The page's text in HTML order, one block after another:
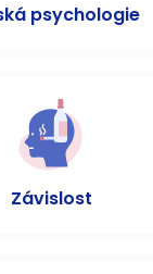
psychologie
Závislost